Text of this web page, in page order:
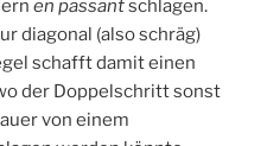
en passantschlagen.
diagonal (also schräg)
schafft damit einen
der Doppelschritt sonst
von einem